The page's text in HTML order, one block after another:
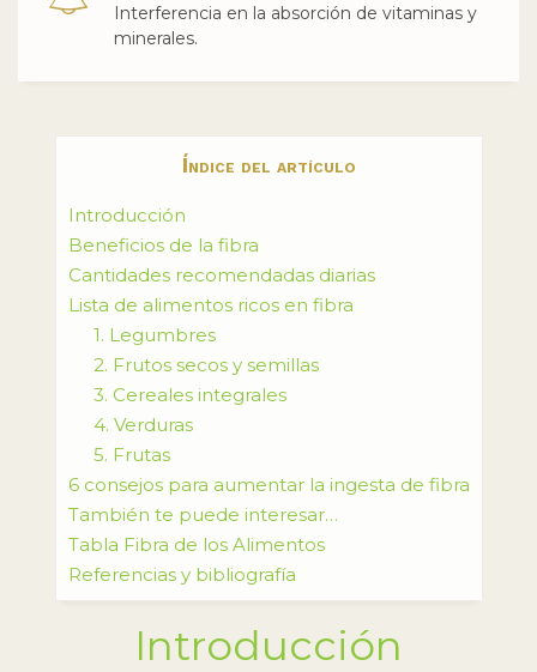
Interferencia en la absorción de vitaminas y
minerales.
Índice del artículo
Introducción
Beneficios de la fibra
Cantidades recomendadas diarias
Lista de alimentos ricos en fibra
1. Legumbres
2. Frutos secos y semillas
3. Cereales integrales
4. Verduras
5. Frutas
6 consejos para aumentar la ingesta de fibra
También te puede interesar…
Tabla Fibra de los Alimentos
Referencias y bibliografía
Introducción